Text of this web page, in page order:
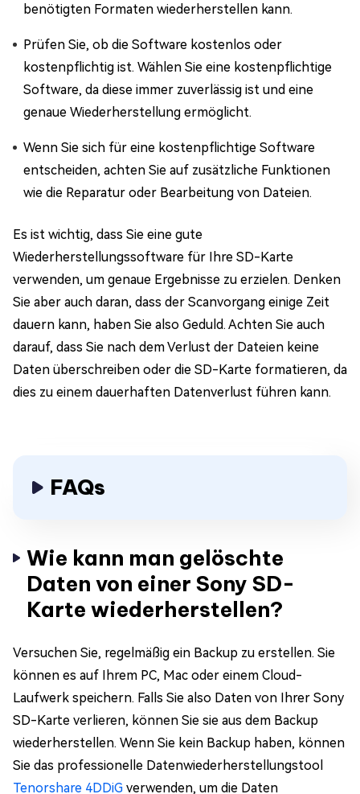
benötigten Formaten wiederherstellen kann.
Prüfen Sie, ob die Software kostenlos oder
kostenpflichtig ist. Wählen Sie eine kostenpflichtige
Software, da diese immer zuverlässig ist und eine
genaue Wiederherstellung ermöglicht.
Wenn Sie sich für eine kostenpflichtige Software
entscheiden, achten Sie auf zusätzliche Funktionen
wie die Reparatur oder Bearbeitung von Dateien.
Es ist wichtig, dass Sie eine gute
Wiederherstellungssoftware für Ihre SD-Karte
verwenden, um genaue Ergebnisse zu erzielen. Denken
Sie aber auch daran, dass der Scanvorgang einige Zeit
dauern kann, haben Sie also Geduld. Achten Sie auch
darauf, dass Sie nach dem Verlust der Dateien keine
Daten überschreiben oder die SD-Karte formatieren, da
dies zu einem dauerhaften Datenverlust führen kann.
FAQs
Wie kann man gelöschte
Daten von einer Sony SD-
Karte wiederherstellen?
Versuchen Sie, regelmäßig ein Backup zu erstellen. Sie
können es auf Ihrem PC, Mac oder einem Cloud-
Laufwerk speichern. Falls Sie also Daten von Ihrer Sony
SD-Karte verlieren, können Sie sie aus dem Backup
wiederherstellen. Wenn Sie kein Backup haben, können
Sie das professionelle Datenwiederherstellungstool
Tenorshare 4DDiG verwenden, um die Daten